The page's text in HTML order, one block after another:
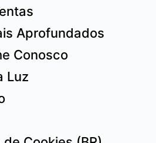
Aprofundados
Conosco
Luz